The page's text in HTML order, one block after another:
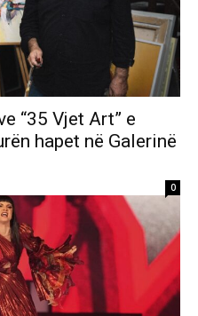
“35 Vjet Art” e
hapet në Galerinë
0